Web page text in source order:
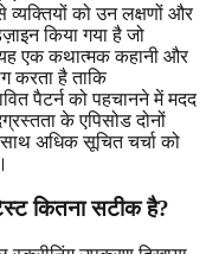
को उन लक्षणों और
किया गया है जो
एक कथात्मक कहानी और
करता है ताकि
पैटर्न को पहचानने में मदद
के एपिसोड दोनों
अधिक सूचित चर्चा को
कितना सटीक है?